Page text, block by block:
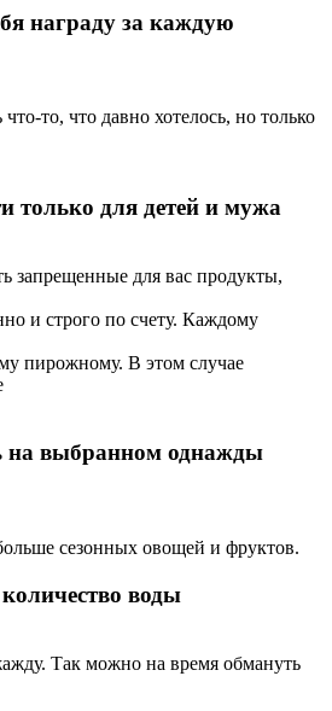
награду за каждую
то, что давно хотелось, но только
только для детей и мужа
запрещенные для вас продукты,
и строго по счету. Каждому
пирожному. В этом случае
на выбранном однажды
сезонных овощей и фруктов.
воды
Так можно на время обмануть